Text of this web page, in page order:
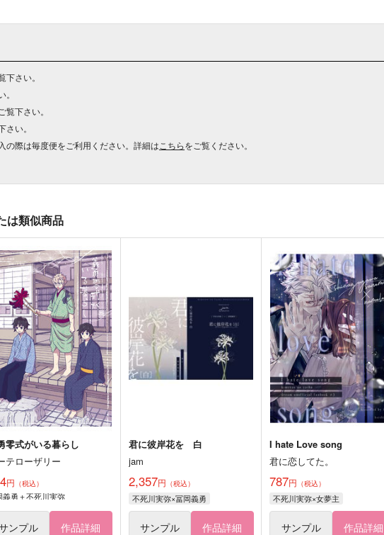
下さい。
覧下さい。
さい。
の際は毎度便をご利用ください。詳細は こちらをご覧ください。
は類似商品
零式がいる暮らし
テローザリー
円 （税込）
義勇＋不死川実弥
ンプル 作品詳細
君に彼岸花を 白
jam
2,357円 （税込）
不死川実弥×冨岡義勇
サンプル 作品詳細
I hate Love song
君に恋してた。
787円 （税込）
不死川実弥×女夢主
サンプル 作品詳細